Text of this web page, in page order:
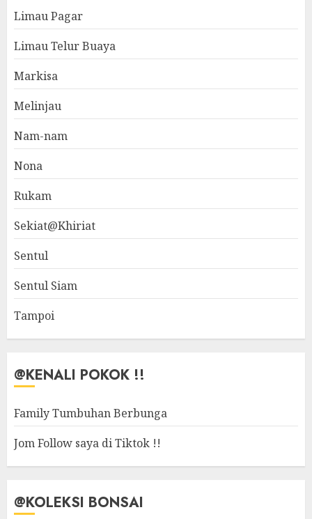
Limau Pagar
Limau Telur Buaya
Markisa
Melinjau
Nam-nam
Nona
Rukam
Sekiat@Khiriat
Sentul
Sentul Siam
Tampoi
@KENALI POKOK !!
Family Tumbuhan Berbunga
Jom Follow saya di Tiktok !!
@KOLEKSI BONSAI